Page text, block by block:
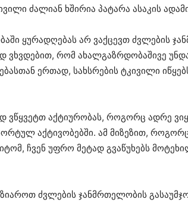
ძალიან ხშირია პატარა ასაკის
ყურადღებას არ ვაქცევთ ძვლების
ვხვდებით, რომ ახალგაზრდობაშივე
ერთად, სახსრების ტკივილი
ვწყვეტთ აქტიურობას, როგორც ადრე
აქტივობებში. ამ მიზეზით, როგორც
ჩვენ უფრო მეტად გვაწუხებს
ძვლების ჯანმრთელობის